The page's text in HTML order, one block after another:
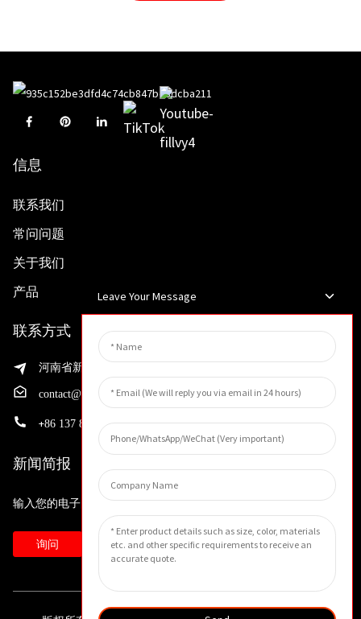
信息
联系我们
常问问题
关于我们
产品
联系方式
河南省新乡市渭滨区先进制造业开发区邵华路199号
contact@huahangfilter.com
+86 137 8194 7634
新闻简报
输入您的电子邮件地址，我们将向您发送最新资讯计划。
询问
Leave Your Message